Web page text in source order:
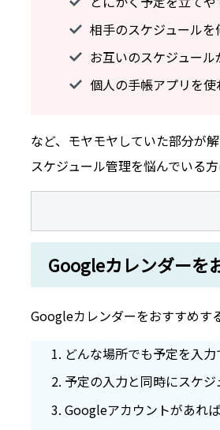
相手のスケジュール
お互いのスケジュール
個人の手帳アプリを使
など、モヤモヤしていた部分が
スケジュール管理を悩んでいる
Googleカレンダーを
Googleカレンダーをおすすめす
どんな場所でも予定を入力
予定の入力と同時にスケ
Googleアカウントがあれ